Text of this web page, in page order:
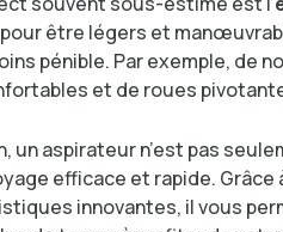
être légers et
pénible. Par exemple, de
et de roues
un aspirateur n’est pas
efficace et rapide.
innovantes, il vous